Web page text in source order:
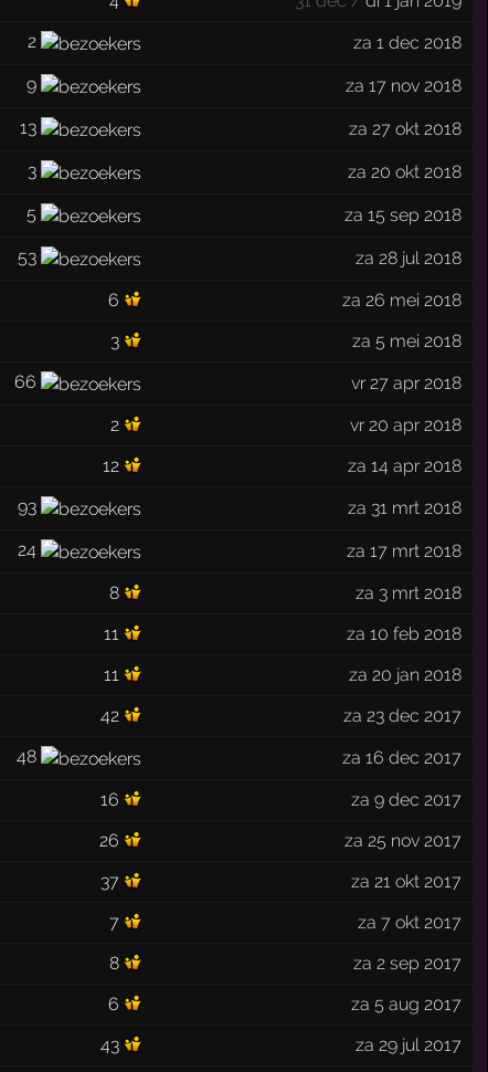
2 za 1 dec 2018
9 za 17 nov 2018
13 za 27 okt 2018
3 za 20 okt 2018
5 za 15 sep 2018
53
za 28 jul 2018
6
za 26 mei 2018
3
za 5 mei 2018
66
vr 27 apr 2018
2
vr 20 apr 2018
12
za 14 apr 2018
93 za 31 mrt 2018
24
za 17 mrt 2018
8
za 3 mrt 2018
11
za 10 feb 2018
11
za 20 jan 2018
42
za 23 dec 2017
48
za 16 dec 2017
16
za 9 dec 2017
26
za 25 nov 2017
37
za 21 okt 2017
7
za 7 okt 2017
8
za 2 sep 2017
6
za 5 aug 2017
43
za 29 jul 2017